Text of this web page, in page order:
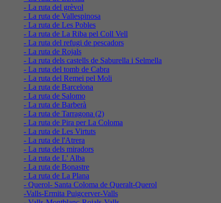
- La ruta del grèvol
- La ruta de Vallespinosa
- La ruta de Les Pobles
- La ruta de La Riba pel Coll Vell
- La ruta del refugi de pescadors
- La ruta de Rojals
- La ruta dels castells de Saburella i Selmella
- La ruta del tomb de Cabra
- La ruta del Remei pel Moli
- La ruta de Barcelona
- La ruta de Salomo
- La ruta de Barberà
- La ruta de Tarragona (2)
- La ruta de Pira per La Coloma
- La ruta de Les Virtuts
- La ruta de l'Atrera
- La ruta dels miradors
- La ruta de L' Alba
- La ruta de Bonastre
- La ruta de La Plana
- Querol- Santa Coloma de Queralt-Querol
-Valls-Ermita Puigcerver-Valls